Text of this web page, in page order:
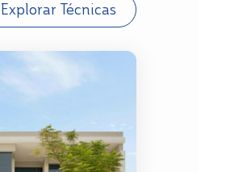
Explorar Técnicas